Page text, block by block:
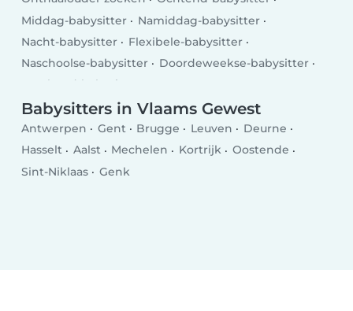
Middag-babysitter
Namiddag-babysitter
Nacht-babysitter
Flexibele-babysitter
Naschoolse-babysitter
Doordeweekse-babysitter
Weekend-babysitter
Babysitters in Vlaams Gewest
Antwerpen Gent Brugge Leuven
Deurne
Hasselt
Aalst Mechelen Kortrijk
Oostende
Sint-Niklaas
Genk